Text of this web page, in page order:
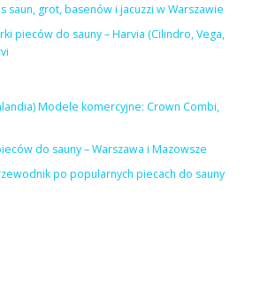
saun, grot, basenów i jacuzzi w Warszawie
pieców do sauny – Harvia (Cilindro, Vega,
Modele komercyjne: Crown Combi,
do sauny – Warszawa i Mazowsze
po popularnych piecach do sauny